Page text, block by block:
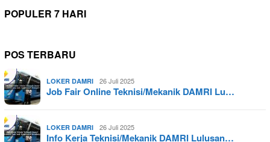
POPULER 7 HARI
POS TERBARU
LOKER DAMRI 26 Juli 2025
Job Fair Online Teknisi/Mekanik DAMRI Lu…
LOKER DAMRI 26 Juli 2025
Info Kerja Teknisi/Mekanik DAMRI Lulusan…